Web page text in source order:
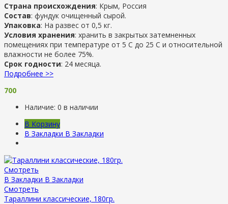
Страна происхождения: Крым, Россия
Состав: фундук очищенный сырой.
Упаковка: На развес от 0,5 кг.
Условия хранения: хранить в закрытых затемненных
помещениях при температуре от 5 С до 25 С и относительной
влажности не более 75%.
Срок годности: 24 месяца.
Подробнее >>
700
Наличие: 0 в наличии
В Корзину
В Закладки В Закладки
Смотреть
В Закладки В Закладки
Смотреть
Тараллини классические, 180гр.